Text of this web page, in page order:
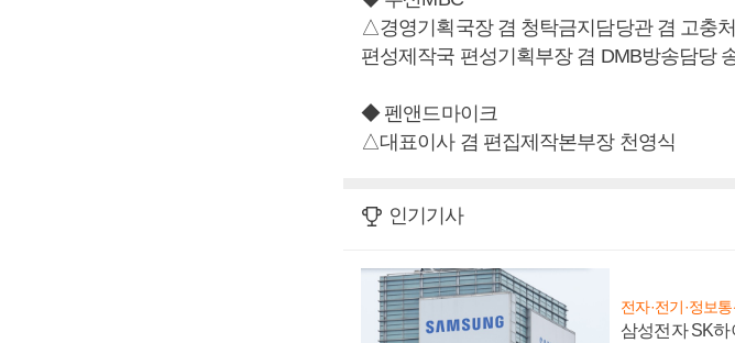
△경영기획국장 겸 청탁금지담당관 겸 고충
편성제작국 편성기획부장 겸 DMB방송담당
◆ 펜앤드마이크
△대표이사 겸 편집제작본부장 천영식
인기기사
전자·전기·정보
삼성전자 SK하